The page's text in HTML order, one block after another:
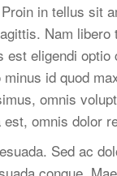
in tellus sit
Nam libero
est eligendi optio
minus id quod
omnis
est, omnis dolor
Sed ac